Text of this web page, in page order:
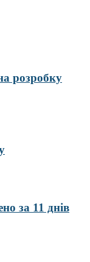
розробку
за 11 днів